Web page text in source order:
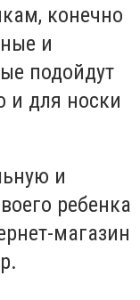
конечно
и
подойдут
и для носки
и
ребенка
магазин